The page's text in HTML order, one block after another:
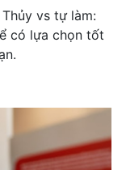
Minh Với
vs tự làm:
có lựa chọn tốt